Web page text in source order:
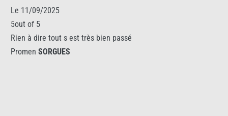
Le 11/09/2025
5out of 5
Rien à dire tout s est très bien passé
PromenSORGUES